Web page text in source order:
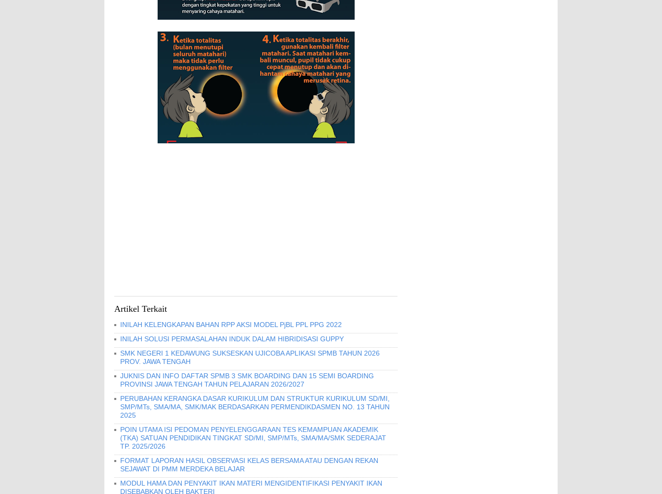
Artikel Terkait
INILAH KELENGKAPAN BAHAN RPP AKSI MODEL PjBL PPL PPG 2022
INILAH SOLUSI PERMASALAHAN INDUK DALAM HIBRIDISASI GUPPY
SMK NEGERI 1 KEDAWUNG SUKSESKAN UJICOBA APLIKASI SPMB TAHUN 2026
PROV. JAWA TENGAH
JUKNIS DAN INFO DAFTAR SPMB 3 SMK BOARDING DAN 15 SEMI BOARDING
PROVINSI JAWA TENGAH TAHUN PELAJARAN 2026/2027
PERUBAHAN KERANGKA DASAR KURIKULUM DAN STRUKTUR KURIKULUM SD/MI,
SMP/MTs, SMA/MA, SMK/MAK BERDASARKAN PERMENDIKDASMEN NO. 13 TAHUN
2025
POIN UTAMA ISI PEDOMAN PENYELENGGARAAN TES KEMAMPUAN AKADEMIK
(TKA) SATUAN PENDIDIKAN TINGKAT SD/MI, SMP/MTs, SMA/MA/SMK SEDERAJAT
TP. 2025/2026
FORMAT LAPORAN HASIL OBSERVASI KELAS BERSAMA ATAU DENGAN REKAN
SEJAWAT DI PMM MERDEKA BELAJAR
MODUL HAMA DAN PENYAKIT IKAN MATERI MENGIDENTIFIKASI PENYAKIT IKAN
DISEBABKAN OLEH BAKTERI